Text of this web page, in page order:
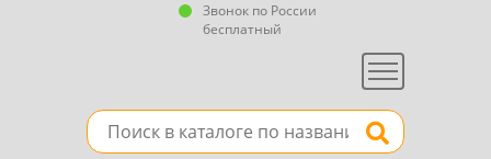
Звонок по России
бесплатный
Меню
Поле для поиска товара в каталоге Найти